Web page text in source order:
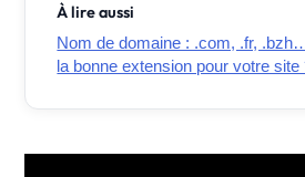
À lire aussi
Nom de domaine : .com, .fr,
la bonne extension pour votre site